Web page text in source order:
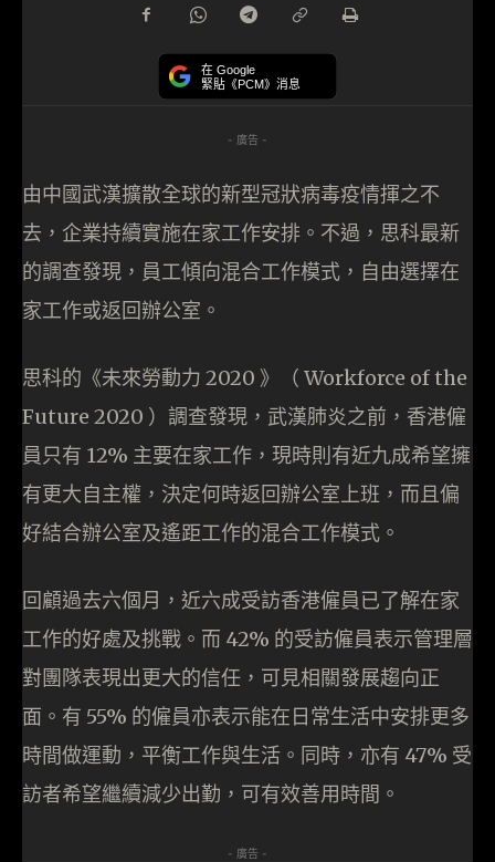
在 Google
緊貼《PCM》消息
- 廣告 -
由中國武漢擴散全球的新型冠狀病毒疫情揮之不
去，企業持續實施在家工作安排。不過，思科最新
的調查發現，員工傾向混合工作模式，自由選擇在
家工作或返回辦公室。
思科的《未來勞動力 2020 》（ Workforce of the
Future 2020 ）調查發現，武漢肺炎之前，香港僱
員只有 12% 主要在家工作，現時則有近九成希望擁
有更大自主權，決定何時返回辦公室上班，而且偏
好結合辦公室及遙距工作的混合工作模式。
回顧過去六個月，近六成受訪香港僱員已了解在家
工作的好處及挑戰。而 42% 的受訪僱員表示管理層
對團隊表現出更大的信任，可見相關發展趨向正
面。有 55% 的僱員亦表示能在日常生活中安排更多
時間做運動，平衡工作與生活。同時，亦有 47% 受
訪者希望繼續減少出勤，可有效善用時間。
- 廣告 -